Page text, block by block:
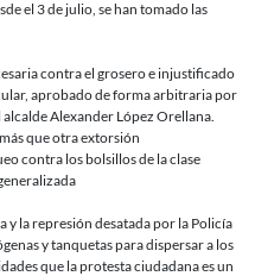
el 3 de julio, se han tomado las
contra el grosero e injustificado
aprobado de forma arbitraria por
Alexander López Orellana.
que otra extorsión
contra los bolsillos de la clase
y la represión desatada por la Policía
y tanquetas para dispersar a los
que la protesta ciudadana es un